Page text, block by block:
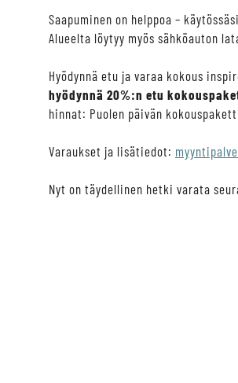
Saapuminen on helppoa –
Alueelta löytyy myös sähköauton
Hyödynnä etu ja varaa kokous
hyödynnä 20%:n etu
hinnat: Puolen päivän
Varaukset ja lisätiedot:
Nyt on täydellinen hetki varata